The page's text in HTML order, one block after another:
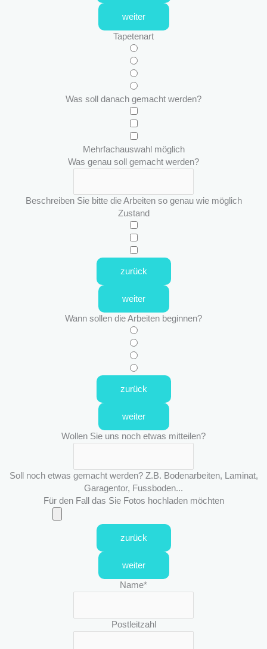
weiter
Tapetenart
Was soll danach gemacht werden?
Mehrfachauswahl möglich
Was genau soll gemacht werden?
Beschreiben Sie bitte die Arbeiten so genau wie möglich
Zustand
zurück
weiter
Wann sollen die Arbeiten beginnen?
zurück
weiter
Wollen Sie uns noch etwas mitteilen?
Soll noch etwas gemacht werden? Z.B. Bodenarbeiten, Laminat,
Garagentor, Fussboden...
Für den Fall das Sie Fotos hochladen möchten
zurück
weiter
Name*
Postleitzahl